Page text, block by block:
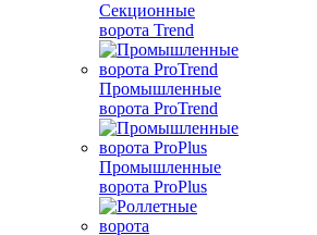
Секционные
ворота Trend
Промышленные
ворота ProTrend
Промышленные
ворота ProPlus